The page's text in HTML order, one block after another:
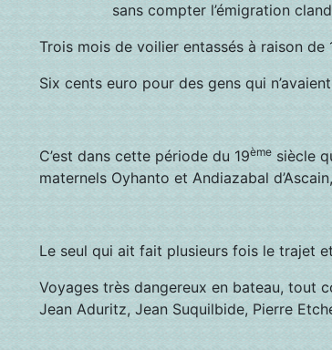
sans compter l’émigration
Trois mois de voilier entassés à raison de
Six cents euro pour des gens qui
C’est dans cette période du 19èmesiècle
maternels Oyhanto et Andiazabal
Le seul qui ait fait plusieurs fois le trajet
Voyages très dangereux en bateau, tout
Jean Aduritz, Jean Suquilbide, Pierre